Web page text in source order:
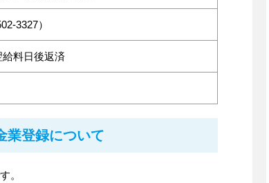
3327）
料日後返済
業登録について
。